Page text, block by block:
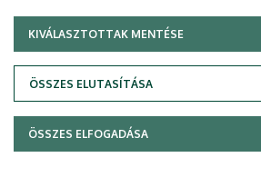
Adatvédelem
Szerzői jog © 2026 Unideb
KIVÁLASZTOTTAK MENTÉSE
ÖSSZES ELUTASÍTÁSA
WITHDRAW CONSENT
ÖSSZES ELFOGADÁSA